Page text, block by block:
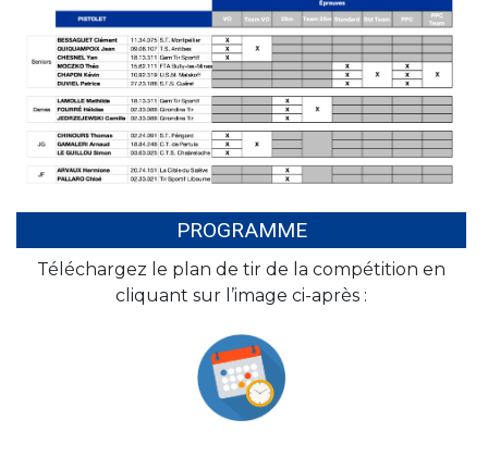
PROGRAMME
Téléchargez le plan de tir de la compétition en
cliquant sur l’image ci-après :